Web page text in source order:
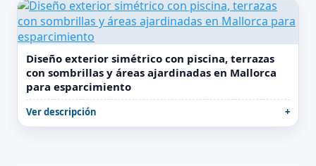
Diseño exterior simétrico con piscina, terrazas
con sombrillas y áreas ajardinadas en Mallorca
para esparcimiento
Ver descripción